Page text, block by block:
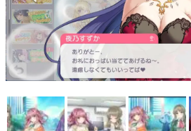
カテゴリ
特集記事
マンガ
女性向け